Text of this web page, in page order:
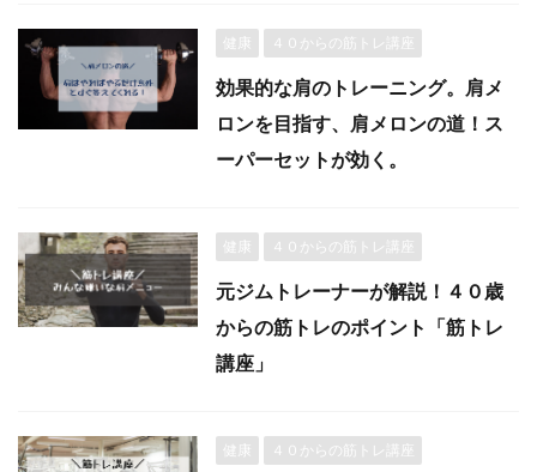
健康 ４０からの筋トレ講座
効果的な肩のトレーニング。肩メ
ロンを目指す、肩メロンの道！ス
ーパーセットが効く。
健康 ４０からの筋トレ講座
元ジムトレーナーが解説！４０歳
からの筋トレのポイント「筋トレ
講座」
健康 ４０からの筋トレ講座